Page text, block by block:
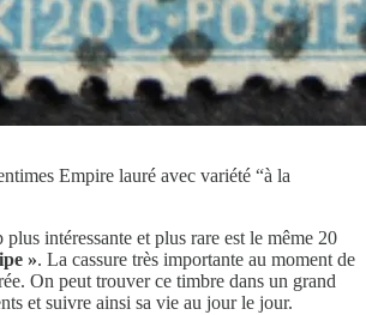
Empire lauré avec variété “à la
intéressante et plus rare est le même 20
». La cassure très importante au moment de
On peut trouver ce timbre dans un grand
et suivre ainsi sa vie au jour le jour.